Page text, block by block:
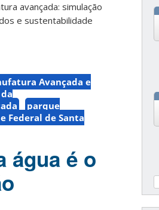
avançada: simulação
e sustentabilidade
Avançada e
parque
Federal de Santa
água é o